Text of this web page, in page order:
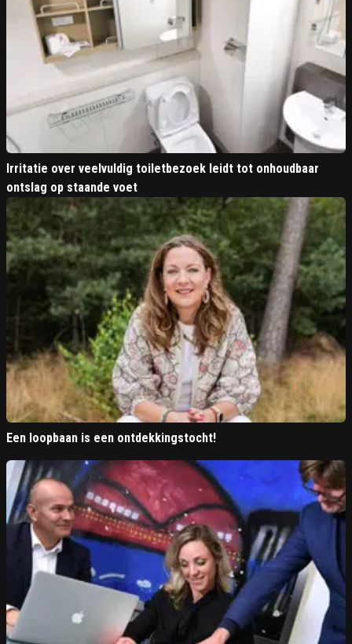
Irritatie over veelvuldig toiletbezoek leidt tot onhoudbaar
ontslag op staande voet
Een loopbaan is een ontdekkingstocht!